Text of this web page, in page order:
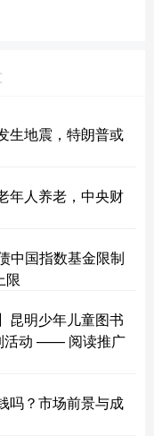
生地震，特朗普或
年人养老，中央财
中国指数基金限制
限
昆明少年儿童图书
活动 —— 阅读推广
吗？市场前景与成